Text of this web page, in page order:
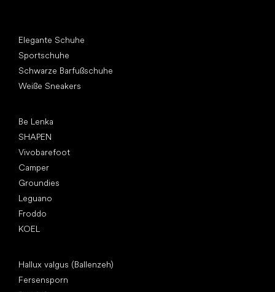
Elegante Schuhe
Sportschuhe
Schwarze Barfußschuhe
Weiße Sneakers
Be Lenka
SHAPEN
Vivobarefoot
Camper
Groundies
Leguano
Froddo
KOEL
Hallux valgus (Ballenzeh)
Fersensporn